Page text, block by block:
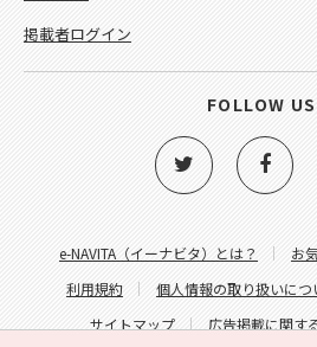
e-NAVITA（イーナビタ）とは？ お
利用規約
個人情報の取り扱いにつ
サイトマップ
広告掲載に関す
掲載者ログイン
FOLLOW